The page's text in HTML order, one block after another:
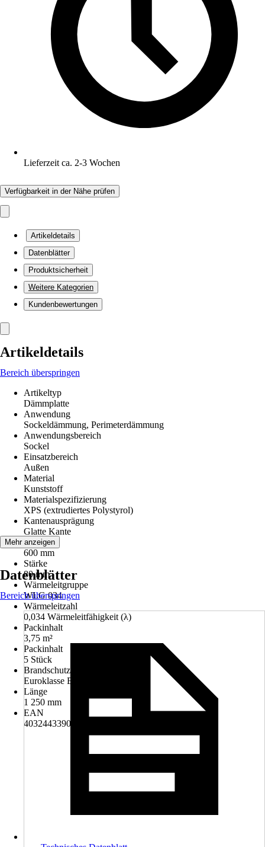
Lieferzeit ca. 2-3 Wochen
Verfügbarkeit in der Nähe prüfen
Artikeldetails
Datenblätter
Produktsicherheit
Weitere Kategorien
Kundenbewertungen
Artikeldetails
Bereich überspringen
Artikeltyp
Dämmplatte
Anwendung
Sockeldämmung, Perimeterdämmung
Anwendungsbereich
Sockel
Einsatzbereich
Außen
Material
Kunststoff
Materialspezifizierung
XPS (extrudiertes Polystyrol)
Kantenausprägung
Glatte Kante
Breite
600 mm
Stärke
80 mm
Wärmeleitgruppe
WLG 034
Wärmeleitzahl
0,034 Wärmeleitfähigkeit (λ)
Packinhalt
3,75 m²
Packinhalt
5 Stück
Brandschutzklasse
Euroklasse E
Länge
1 250 mm
EAN
4032443390086
Mehr anzeigen
Datenblätter
Bereich überspringen